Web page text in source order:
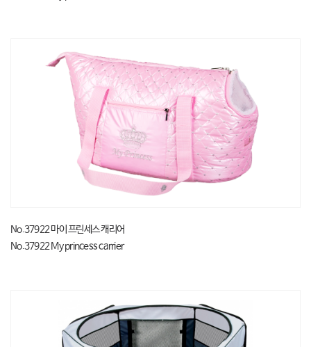
No.37922 마이 프린세스 캐리어
No.37922 My princess carrier